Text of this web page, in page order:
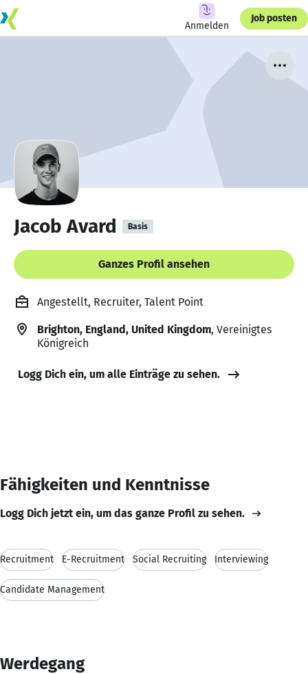
Anmelden
Job posten
Jacob Avard Basis
Ganzes Profil ansehen
Angestellt, Recruiter, Talent Point
Brighton, England, United Kingdom, Vereinigtes
Königreich
Logg Dich ein, um alle Einträge zu sehen.
Fähigkeiten und Kenntnisse
Logg Dich jetzt ein, um das ganze Profil zu sehen.
Recruitment E-Recruitment Social Recruiting Interviewing
Candidate Management
Werdegang